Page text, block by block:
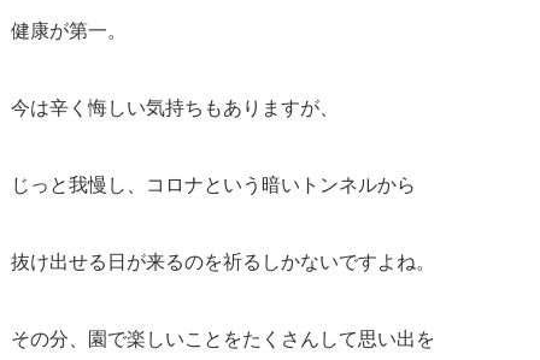
健康が第一。
今は辛く悔しい気持ちもありますが、
じっと我慢し、コロナという暗いトンネルから
抜け出せる日が来るのを祈るしかないですよね。
その分、園で楽しいことをたくさんして思い出を